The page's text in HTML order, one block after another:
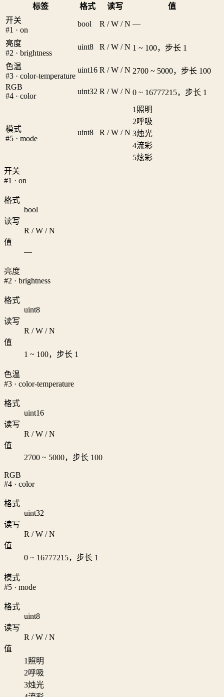
标签 格式 读写
值
开关
#1 · on
bool R / W / N —
亮度
#2 · brightness
uint8 R / W / N 1 ~ 100，步长 1
色温
#3 · color-temperature
uint16 R / W / N 2700 ~ 5000，步长 100
RGB
#4 · color
uint32 R / W / N 0 ~ 16777215，步长 1
模式
#5 · mode
uint8 R / W / N
1 照明
2呼吸
3烛光
4流彩
5炫彩
开关
#1 · on
格式
bool
读写
R / W / N
值
—
亮度
#2 · brightness
格式
uint8
读写
R / W / N
值
1 ~ 100，步长 1
色温
#3 · color-temperature
格式
uint16
读写
R / W / N
值
2700 ~ 5000，步长 100
RGB
#4 · color
格式
uint32
读写
R / W / N
值
0 ~ 16777215，步长 1
模式
#5 · mode
格式
uint8
读写
R / W / N
值
1 照明
2呼吸
3烛光